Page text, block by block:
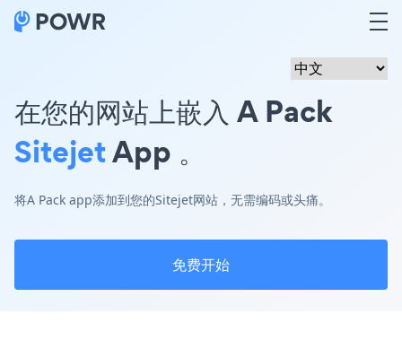
在您的网站上嵌入 A Pack
SitejetApp 。
将A Pack app添加到您的Sitejet网站，无需编码或头痛。
免费开始